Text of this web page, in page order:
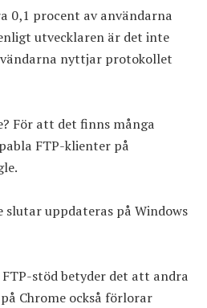
0,1 procent av användarna
utvecklaren är det inte
nyttjar protokollet
För att det finns många
FTP-klienter på
slutar uppdateras på Windows
stöd betyder det att andra
Chrome också förlorar